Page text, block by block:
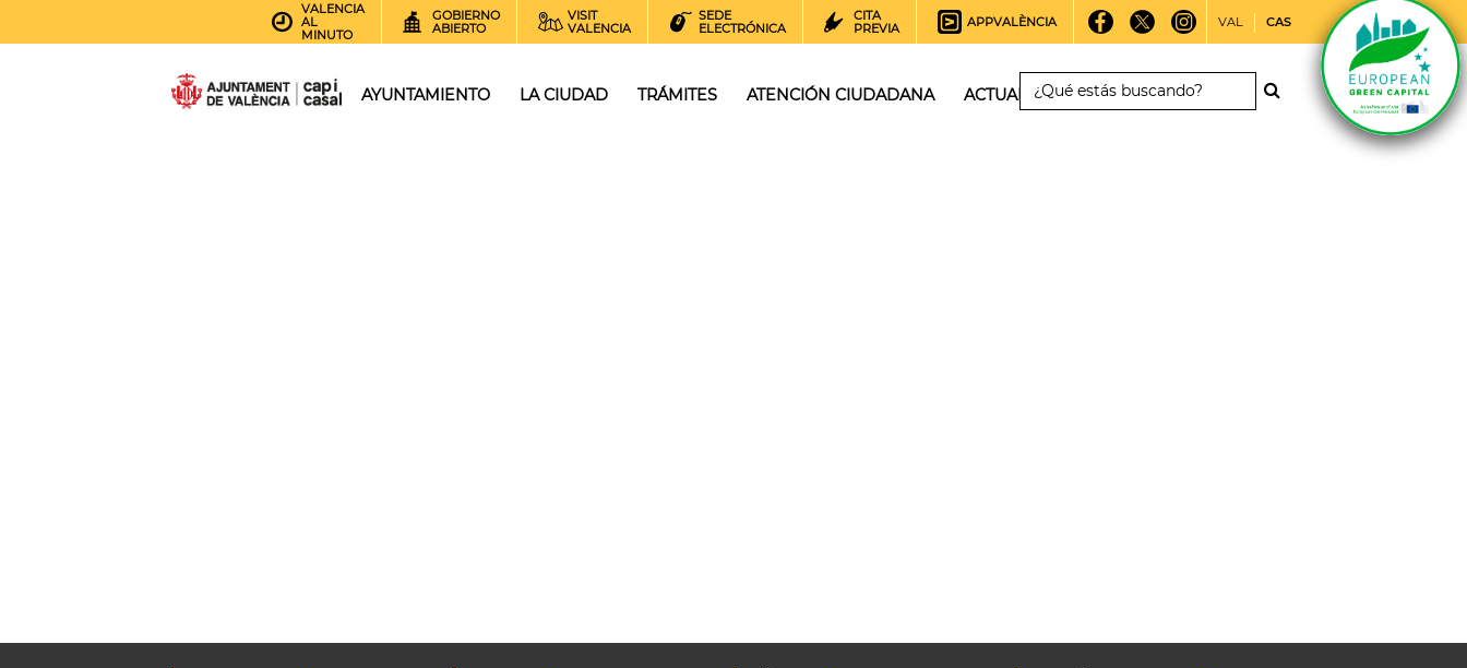
VALENCIA
AL
MINUTO
GOBIERNO
ABIERTO
VISIT
VALENCIA
SEDE
ELECTRÓNICA
CITA
PREVIA
APPVALÈNCIA VAL CAS
AYUNTAMIENTO LA CIUDAD TRÁMITES ATENCIÓN CIUDADANA ACTUALIDAD